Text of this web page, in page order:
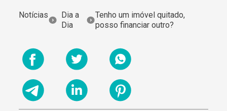
Notícias
Dia a
Dia
Tenho um imóvel quitado,
posso financiar outro?